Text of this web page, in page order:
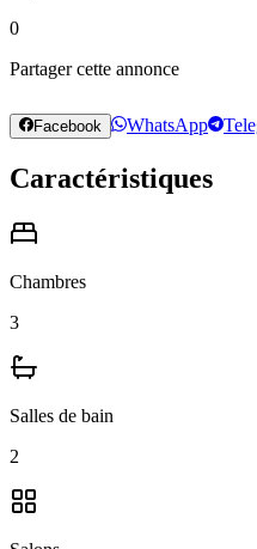
0
Partager cette annonce
Facebook WhatsApp
Caractéristiques
Chambres
3
Salles de bain
2